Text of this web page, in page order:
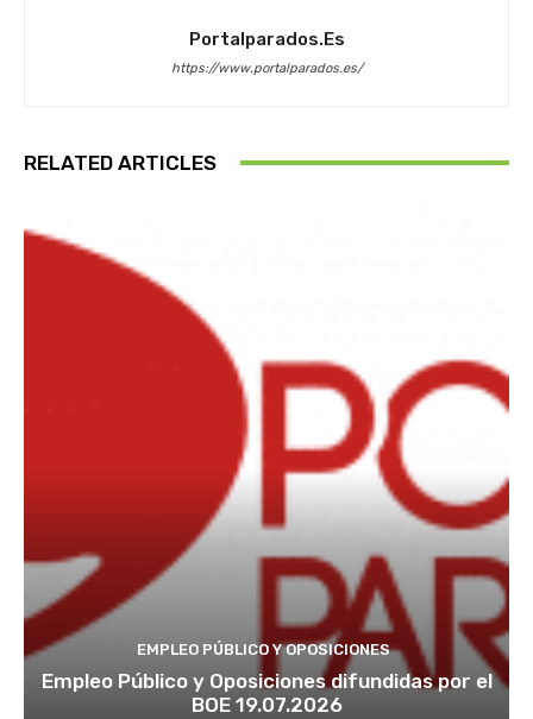
Portalparados.es
https://www.portalparados.es/
RELATED ARTICLES
EMPLEO PÚBLICO Y OPOSICIONES
Empleo Público y Oposiciones difundidas por el
BOE 19.07.2026